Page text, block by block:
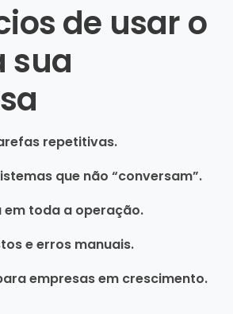
de usar o
sua
repetitivas.
que não “conversam”.
em toda a operação.
e erros manuais.
empresas em crescimento.